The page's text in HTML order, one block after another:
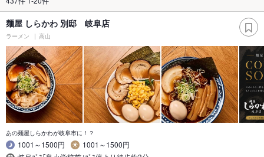
麺屋 しらかわ 別邸 岐阜店
ラーメン 高山
あの麺屋しらかわが岐阜市に！？
1001～1500円
1001～1500円